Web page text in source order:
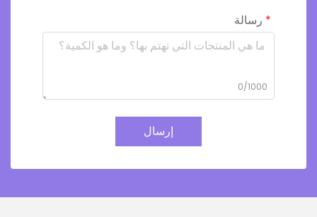
رسالة
0/1000
إرسال